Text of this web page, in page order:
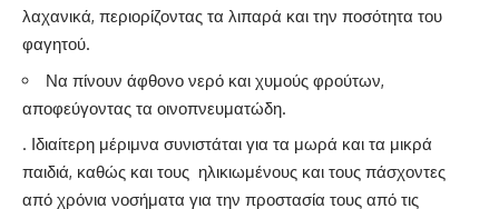
λαχανικά, περιορίζοντας τα λιπαρά και την ποσότητα του
φαγητού.
Να πίνουν άφθονο νερό και χυμούς φρούτων,
αποφεύγοντας τα οινοπνευματώδη.
. Ιδιαίτερη μέριμνα συνιστάται για τα μωρά και τα μικρά
παιδιά, καθώς και τους ηλικιωμένους και τους πάσχοντες
από χρόνια νοσήματα για την προστασία τους από τις